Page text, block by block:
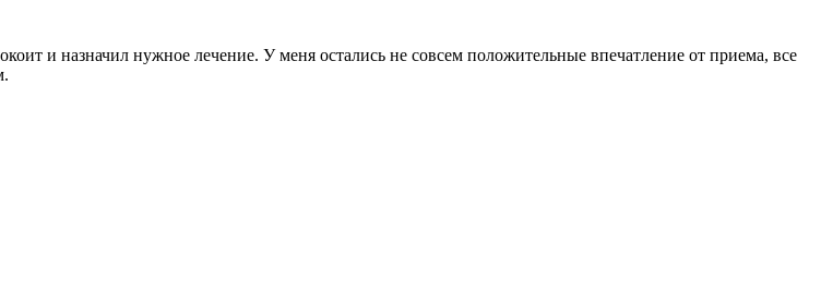
и назначил нужное лечение. У меня остались не совсем положительные впечатление от приема, все